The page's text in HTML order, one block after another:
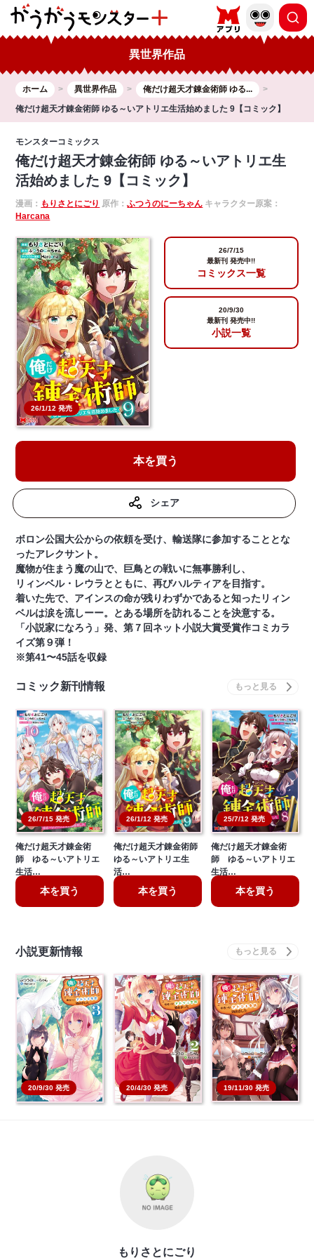
異世界作品
ホーム 異世界作品
俺だけ超天才錬金術師 ゆる...
俺だけ超天才錬金術師 ゆる～いアトリエ生活始めました 9【コミック】
モンスターコミックス
俺だけ超天才錬金術師 ゆる～いアトリエ生
活始めました 9【コミック】
漫画： もりさとにごり 原作：ふつうのにーちゃん キャラクター原案：
Harcana
26/1/12 発売
26/7/15
最新刊 発売中!!
コミックス一覧
20/9/30
最新刊 発売中!!
小説一覧
本を買う
シェア
ボロン公国大公からの依頼を受け、輸送隊に参加することとな
ったアレクサント。
魔物が住まう魔の山で、巨鳥との戦いに無事勝利し、
リィンベル・レウラとともに、再びハルティアを目指す。
着いた先で、アインスの命が残りわずかであると知ったリィン
ベルは涙を流しーー。とある場所を訪れることを決意する。
「小説家になろう」発、第７回ネット小説大賞受賞作コミカラ
イズ第９弾！
※第41〜45話を収録
コミック新刊情報
26/7/15 発売
俺だけ超天才錬金術
師 ゆる～いアトリエ
生活…
本を買う
26/1/12 発売
俺だけ超天才錬金術師
ゆる～いアトリエ生
活…
本を買う
25/7/12 発売
俺だけ超天才錬金術
師 ゆる～いアトリエ
生活…
本を買う
小説更新情報
20/9/30 発売
俺だけ超天才錬金術師
ゆる～いアトリエ生
活…
本を買う
20/4/30 発売
俺だけ超天才錬金術師
ゆる～いアトリエ生
活…
本を買う
19/11/30 発売
俺だけ超天才錬金術師
ゆる～いアトリエ生
活…
本を買う
もりさとにごり